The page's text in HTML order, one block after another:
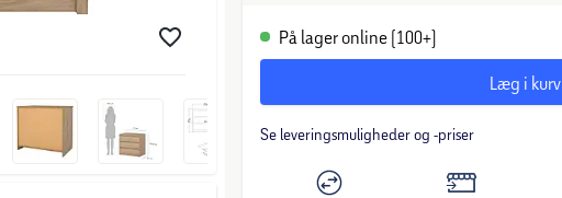
På lager online (100+)
Læg i kurv
Se leveringsmuligheder og -priser